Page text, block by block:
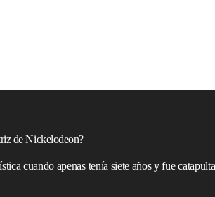
de Nickelodeon?
cuando apenas tenía siete años y fue